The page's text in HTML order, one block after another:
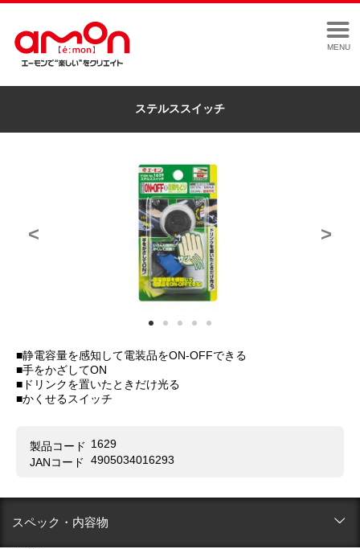
MENU
ステルススイッチ
< >
■静電容量を感知して電装品をON-OFFできる
■手をかざしてON
■ドリンクを置いたときだけ光る
■かくせるスイッチ
製品コード 1629
JANコード
4905034016293
スペック・内容物